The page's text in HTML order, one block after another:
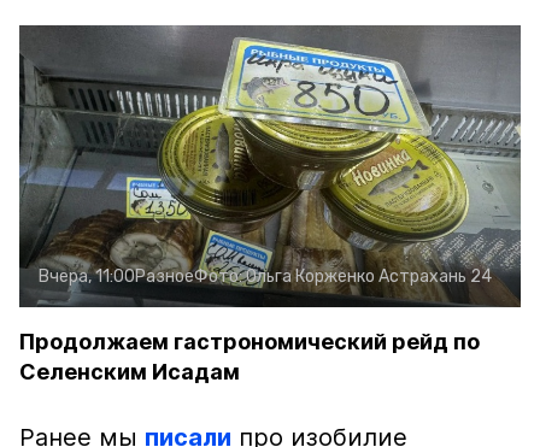
Вчера, 11:00РазноеФото:Ольга Корженко Астрахань 24
Продолжаем гастрономический рейд по
Селенским Исадам
Ранее мы писали про изобилие